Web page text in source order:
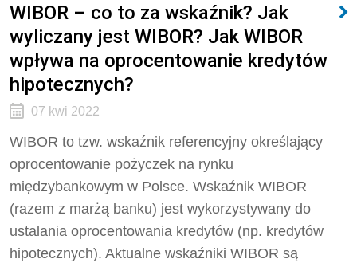
WIBOR – co to za wskaźnik? Jak
wyliczany jest WIBOR? Jak WIBOR
wpływa na oprocentowanie kredytów
hipotecznych?
07 kwi 2022
WIBOR to tzw. wskaźnik referencyjny określający
oprocentowanie pożyczek na rynku
międzybankowym w Polsce. Wskaźnik WIBOR
(razem z marżą banku) jest wykorzystywany do
ustalania oprocentowania kredytów (np. kredytów
hipotecznych). Aktualne wskaźniki WIBOR są